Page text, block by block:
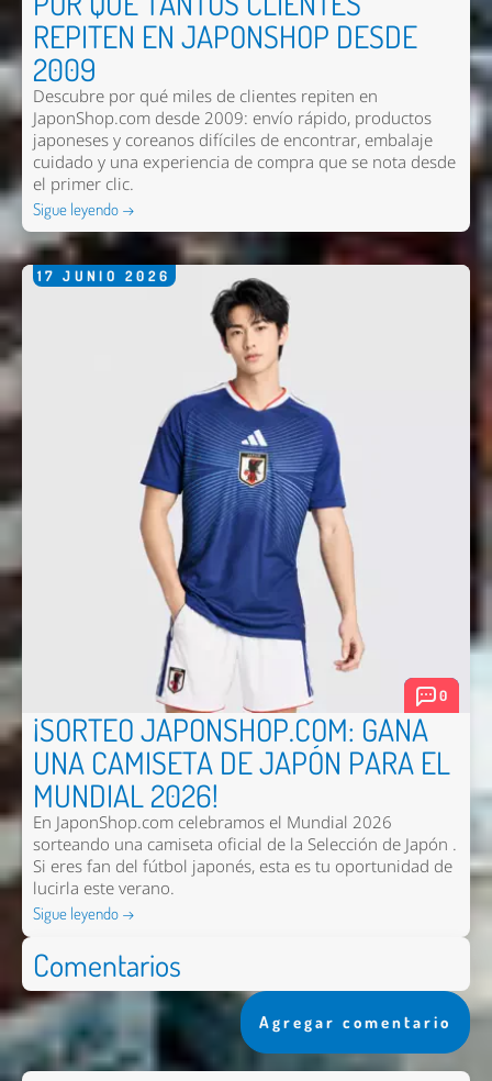
REPITEN EN JAPONSHOP DESDE
2009
Descubre por qué miles de clientes repiten en
JaponShop.com desde 2009: envío rápido, productos
japoneses y coreanos difíciles de encontrar, embalaje
cuidado y una experiencia de compra que se nota desde
el primer clic.
Sigue leyendo →
17 JUNIO 2026
0
¡SORTEO JAPONSHOP.COM: GANA
UNA CAMISETA DE JAPÓN PARA EL
MUNDIAL 2026!
En JaponShop.com celebramos el Mundial 2026
sorteando una camiseta oficial de la Selección de Japón .
Si eres fan del fútbol japonés, esta es tu oportunidad de
lucirla este verano.
Sigue leyendo →
Comentarios
Agregar comentario